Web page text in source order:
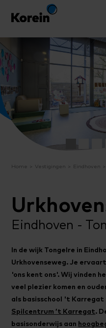
Home Vestigingen Eindhoven
Eindhoven -
In de wijk Tongelre in
Urkhovenseweg. Je
'ons kent ons'. Wij vinden
veel plezier komen en
als basisschool 't Karregat
Spilcentrum ’t Karregat.
basisonderwijs aan